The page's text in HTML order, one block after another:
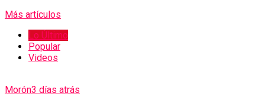
Más artículos
Lo Último
Popular
Videos
Morón3 días atrás